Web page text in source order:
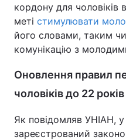
кордону для чоловіків
меті стимулювати
його словами, таким
комунікацію з
Оновлення правил
чоловіків до 22
Як повідомляв УНІАН, у
зареєстрований